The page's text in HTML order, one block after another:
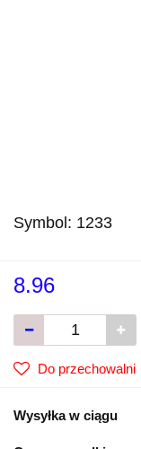
Symbol: 1233
8.96
Do przechowalni
Wysyłka w ciągu